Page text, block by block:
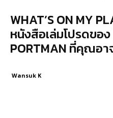
WHAT’S ON MY
หนังสือเล่มโปรดของ
PORTMAN ที่คุณอ
Wansuk K